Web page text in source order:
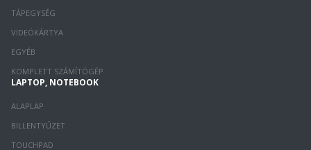
TÁPEGYSÉG
VIDEÓKÁRTYA
EGYÉB
KOMPLETT SZÁMÍTÓGÉP
LAPTOP, NOTEBOOK
ALAPLAP
BILLENTYŰZET
TOUCHPAD